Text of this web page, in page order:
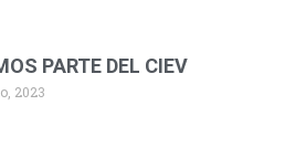
PARTE DEL CIEV
2023